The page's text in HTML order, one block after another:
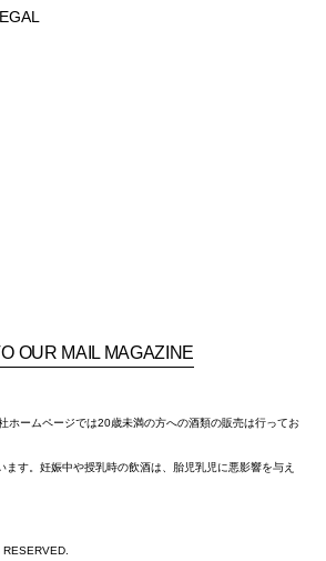
OUR MAIL MAGAZINE
ホームページでは20歳未満の方への酒類の販売は行ってお
ます。妊娠中や授乳時の飲酒は、胎児乳児に悪影響を与え